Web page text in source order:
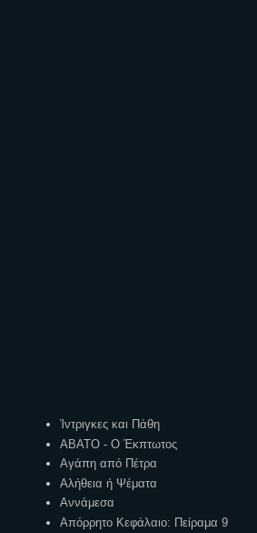
Ίντριγκες και Πάθη
ΑΒΑΤΟ - Ο Έκπτωτος
Αγάπη από Πέτρα
Αλήθεια ή Ψέματα
Αννάμεσα
Απόρρητο Κεφάλαιο: Πείραμα 9